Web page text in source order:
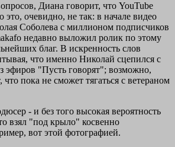
Диана говорит, что YouTube
это, очевидно, не так: в начале видео
Соболева с миллионом подписчиков
недавно выложил ролик по этому
благ. В искренность слов
что именно Николай сцепился с
эфиров "Пусть говорят"; возможно,
пока не сможет тягаться с ветераном
- и без того высокая вероятность
взял "под крыло" косвенно
вот этой фотографией.